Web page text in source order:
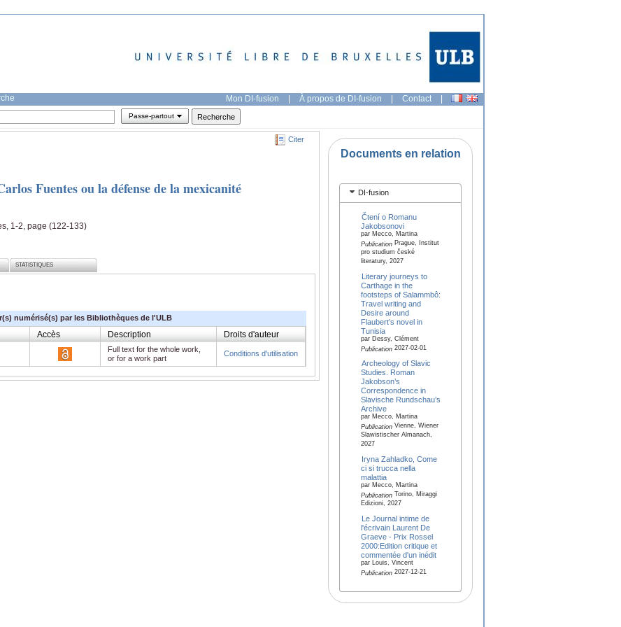
Mon DI-fusion | À propos de DI-fusion | Contact |
Passe-partout
Citer
Fuentes ou la défense de la mexicanité
1-2, page (122-133)
STATISTIQUES
numérisé(s) par les Bibliothèques de l'ULB
Accès Description Droits d'auteur
Full text for the whole work,
or for a work part
Conditions d'utilisation
Documents en relation
DI-fusion
Čtení o Romanu
Jakobsonovi
par Mecco, Martina
PublicationPrague, Institut
pro studium české
literatury, 2027
Literary journeys to
Carthage in the
footsteps of Salammbô:
Travel writing and
Desire around
Flaubert’s novel in
Tunisia
par Dessy, Clément
Publication2027-02-01
Archeology of Slavic
Studies. Roman
Jakobson’s
Correspondence in
Slavische Rundschau’s
Archive
par Mecco, Martina
PublicationVienne, Wiener
Slawistischer Almanach,
2027
Iryna Zahladko, Come
ci si trucca nella
malattia
par Mecco, Martina
PublicationTorino, Miraggi
Edizioni, 2027
Le Journal intime de
l'écrivain Laurent De
Graeve - Prix Rossel
2000:Edition critique et
commentée d'un inédit
par Louis, Vincent
Publication2027-12-21